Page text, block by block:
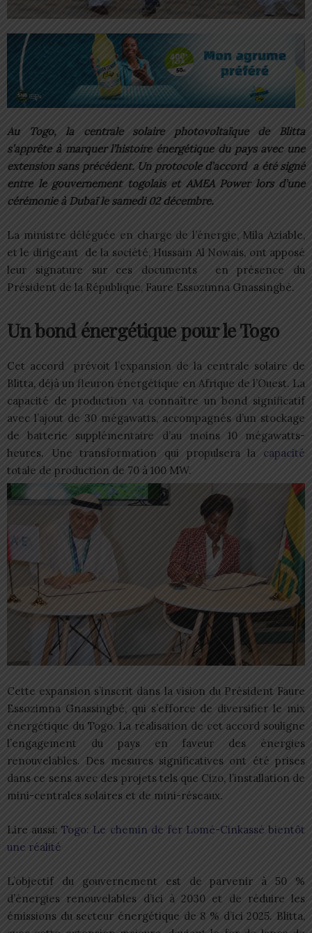
Au Togo, la centrale solaire photovoltaïque de Blitta
s’apprête à marquer l’histoire énergétique du pays avec une
extension sans précédent. Un protocole d’accord a été signé
entre le gouvernement togolais et AMEA Power lors d’une
cérémonie à Dubaï le samedi 02 décembre.
La ministre déléguée en charge de l’énergie, Mila Aziable,
et le dirigeant de la société, Hussain Al Nowais, ont apposé
leur signature sur ces documents en présence du
Président de la République, Faure Essozimna Gnassingbé.
Un bond énergétique pour le Togo
Cet accord prévoit l’expansion de la centrale solaire de
Blitta, déjà un fleuron énergétique en Afrique de l’Ouest. La
capacité de production va connaître un bond significatif
avec l’ajout de 30 mégawatts, accompagnés d’un stockage
de batterie supplémentaire d’au moins 10 mégawatts-
heures. Une transformation qui propulsera la capacité
totale de production de 70 à 100 MW.
Cette expansion s’inscrit dans la vision du Président Faure
Essozimna Gnassingbé, qui s’efforce de diversifier le mix
énergétique du Togo. La réalisation de cet accord souligne
l’engagement du pays en faveur des énergies
renouvelables. Des mesures significatives ont été prises
dans ce sens avec des projets tels que Cizo, l’installation de
mini-centrales solaires et de mini-réseaux.
Lire aussi:Togo: Le chemin de fer Lomé-Cinkassé bientôt
une réalité
L’objectif du gouvernement est de parvenir à 50 %
d’énergies renouvelables d’ici à 2030 et de réduire les
émissions du secteur énergétique de 8 % d’ici 2025. Blitta,